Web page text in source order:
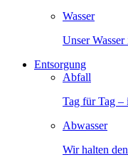
Wasser
Unser
Entsorgung
Abfall
Tag für Tag –
Abwasser
Wir halten